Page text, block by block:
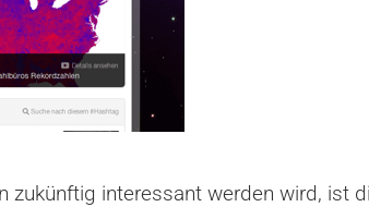
zukünftig interessant werden wird, ist